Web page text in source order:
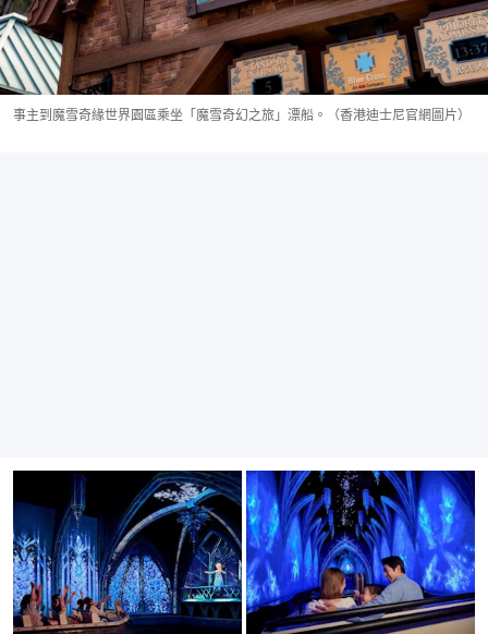
事主到魔雪奇緣世界園區乘坐「魔雪奇幻之旅」漂船。（香港迪士尼官網圖片）